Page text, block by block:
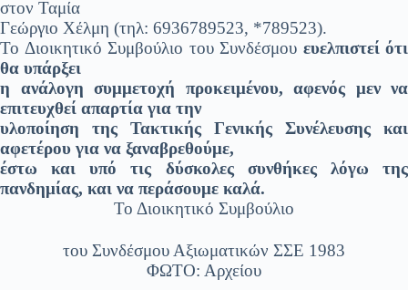
στον Ταμία
Γεώργιο Χέλμη (τηλ: 6936789523, *789523).
Το Διοικητικό Συμβούλιο του Συνδέσμου ευελπιστεί ότι
θα υπάρξει
η ανάλογη συμμετοχή προκειμένου, αφενός μεν να
επιτευχθεί απαρτία για την
υλοποίηση της Τακτικής Γενικής Συνέλευσης και
αφετέρου για να ξαναβρεθούμε,
έστω και υπό τις δύσκολες συνθήκες λόγω της
πανδημίας, και να περάσουμε καλά.
Το Διοικητικό Συμβούλιο
του Συνδέσμου Αξιωματικών ΣΣΕ 1983
ΦΩΤΟ: Αρχείου